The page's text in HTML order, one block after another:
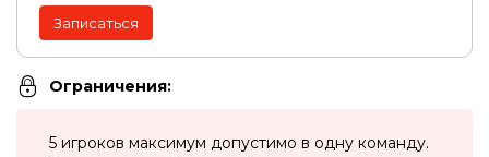
Записаться
Ограничения:
5 игроков максимум допустимо в одну команду.